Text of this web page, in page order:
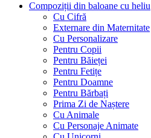
Compoziții din baloane cu heliu
Cu Cifră
Externare din Maternitate
Cu Personalizare
Pentru Copii
Pentru Băieței
Pentru Fetițe
Pentru Doamne
Pentru Bărbați
Prima Zi de Naștere
Cu Animale
Cu Personaje Animate